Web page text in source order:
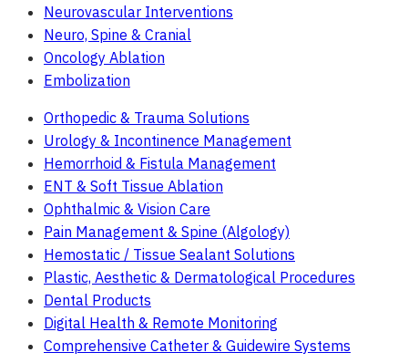
Neurovascular Interventions
Neuro, Spine & Cranial
Oncology Ablation
Embolization
Orthopedic & Trauma Solutions
Urology & Incontinence Management
Hemorrhoid & Fistula Management
ENT & Soft Tissue Ablation
Ophthalmic & Vision Care
Pain Management & Spine (Algology)
Hemostatic / Tissue Sealant Solutions
Plastic, Aesthetic & Dermatological Procedures
Dental Products
Digital Health & Remote Monitoring
Comprehensive Catheter & Guidewire Systems